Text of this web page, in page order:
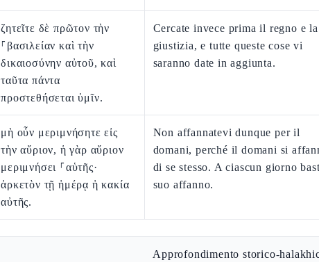
ζητεῖτε δὲ πρῶτον τὴν
⸀βασιλείαν καὶ τὴν
δικαιοσύνην αὐτοῦ, καὶ
ταῦτα πάντα
προστεθήσεται ὑμῖν.
Cercate invece prima il regno e la
giustizia, e tutte queste cose vi
saranno date in aggiunta.
μὴ οὖν μεριμνήσητε εἰς
τὴν αὔριον, ἡ γὰρ αὔριον
μεριμνήσει ⸀αὑτῆς·
ἀρκετὸν τῇ ἡμέρᾳ ἡ κακία
αὐτῆς.
Non affannatevi dunque per il
domani, perché il domani si
di se stesso. A ciascun giorno
suo affanno.
Approfondimento storico-